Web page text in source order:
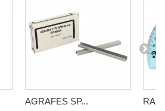
AGRAFES SP...